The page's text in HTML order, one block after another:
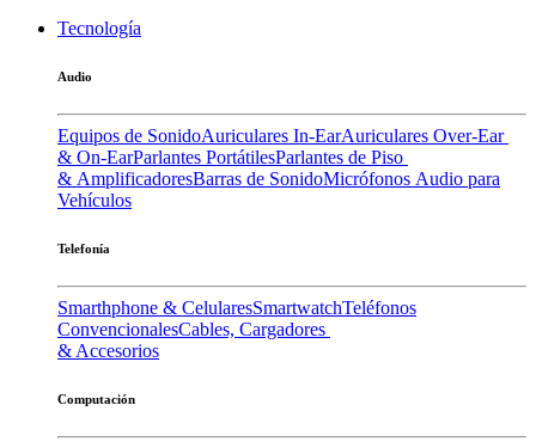
Tecnología
Audio
Equipos de SonidoAuriculares In-EarAuriculares Over-Ear
& On-EarParlantes PortátilesParlantes de Piso
& AmplificadoresBarras de SonidoMicrófonos Audio para
Vehículos
Telefonía
Smarthphone & CelularesSmartwatchTeléfonos
ConvencionalesCables, Cargadores
& Accesorios
Computación